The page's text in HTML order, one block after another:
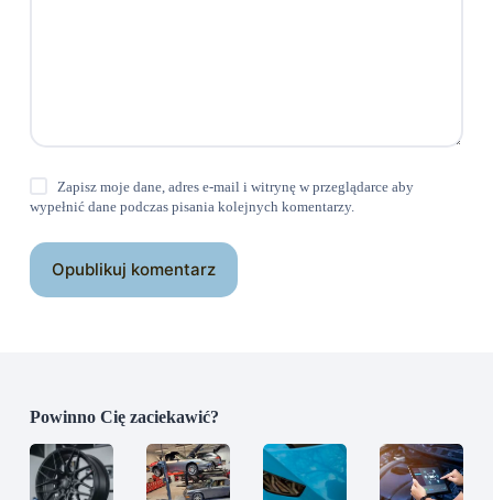
Zapisz moje dane, adres e-mail i witrynę w przeglądarce aby
wypełnić dane podczas pisania kolejnych komentarzy.
Opublikuj komentarz
Powinno Cię zaciekawić?